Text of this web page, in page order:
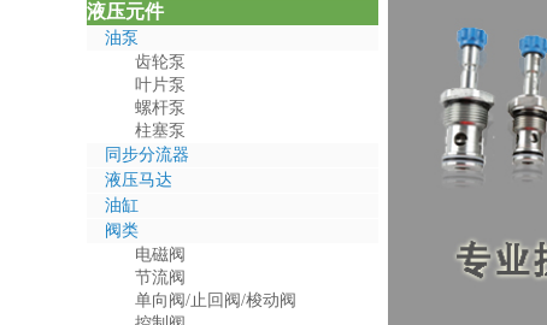
液压元件
油泵
齿轮泵
叶片泵
螺杆泵
柱塞泵
同步分流器
液压马达
油缸
阀类
电磁阀
节流阀
单向阀/止回阀/梭动阀